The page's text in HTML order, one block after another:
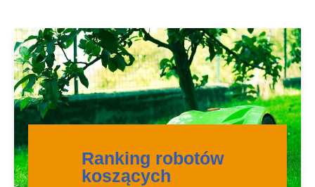
Ranking robotów
koszących